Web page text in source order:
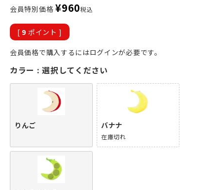
会員特別価格 ¥960税込
[ 9 ポイント ]
会員価格で購入するにはログインが必要です。
カラー 選択してください
りんご バナナ
在庫切れ